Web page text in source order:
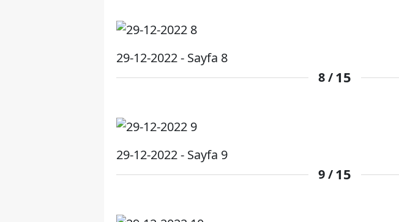
29-12-2022 - Sayfa 8
8 / 15
29-12-2022 - Sayfa 9
9 / 15